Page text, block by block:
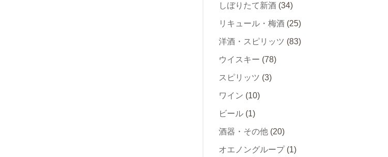
しぼりたて新酒 (34)
リキュール・梅酒 (25)
洋酒・スピリッツ (83)
ウイスキー (78)
スピリッツ (3)
ワイン (10)
ビール (1)
酒器・その他 (20)
オエノングループ (1)